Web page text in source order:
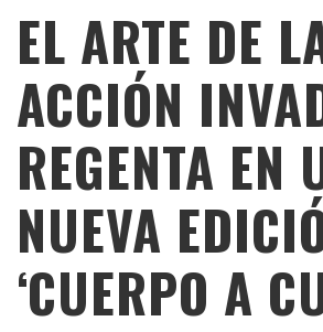
EL ARTE DE
ACCIÓN
REGENTA EN
NUEVA
‘CUERPO A